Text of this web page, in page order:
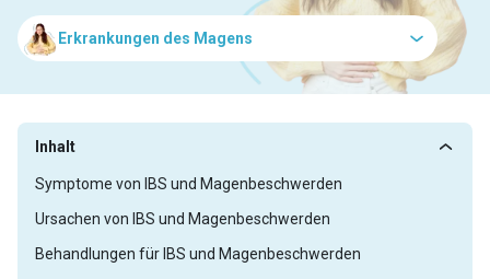
Erkrankungen des Magens
Inhalt
Symptome von IBS und Magenbeschwerden
Ursachen von IBS und Magenbeschwerden
Behandlungen für IBS und Magenbeschwerden